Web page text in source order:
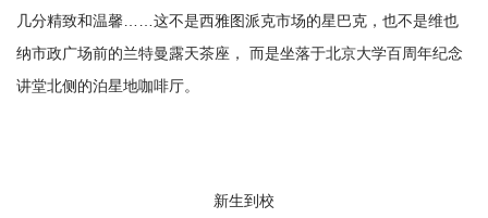
几分精致和温馨……这不是西雅图派克市场的星巴克，也不是维也
纳市政广场前的兰特曼露天茶座， 而是坐落于北京大学百周年纪念
讲堂北侧的泊星地咖啡厅。
新生到校